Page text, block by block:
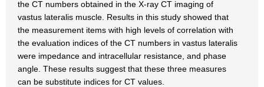
the CT numbers obtained in the X-ray CT imaging of
vastus lateralis muscle. Results in this study showed that
the measurement items with high levels of correlation with
the evaluation indices of the CT numbers in vastus lateralis
were impedance and intracellular resistance, and phase
angle. These results suggest that these three measures
can be substitute indices for CT values.